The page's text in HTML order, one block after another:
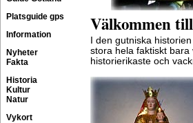
Platsguide gps
Information
Nyheter
Fakta
Historia
Kultur
Natur
Vykort
Välkommen
I den gutniska
stora hela faktiskt
historierikaste och